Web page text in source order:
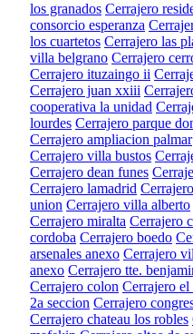
los granados Cerrajero
consorcio esperanza
los cuartetos Cerrajero las
villa belgrano Cerrajero
Cerrajero ituzaingo ii
Cerrajero juan xxiii
cooperativa la unidad
lourdes Cerrajero parque
Cerrajero ampliacion palmar
Cerrajero villa bustos
Cerrajero dean funes
Cerrajero lamadrid
union Cerrajero villa alberto
Cerrajero miralta Cerrajero
cordoba Cerrajero boedo
arsenales anexo Cerrajero
anexo Cerrajero tte.
Cerrajero colon Cerrajero
2a seccion Cerrajero
Cerrajero chateau los robles